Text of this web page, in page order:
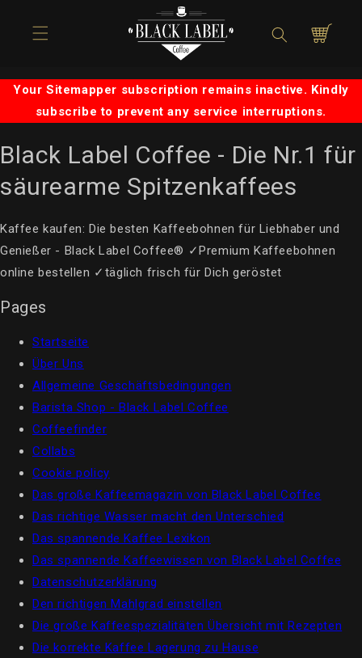
Inhalt
Warenkorb
Your Sitemapper subscription remains inactive. Kindly
subscribe to prevent any service interruptions.
Black Label Coffee - Die Nr.1 für
säurearme Spitzenkaffees
Kaffee kaufen: Die besten Kaffeebohnen für Liebhaber und
Genießer - Black Label Coffee® ✓Premium Kaffeebohnen
online bestellen ✓täglich frisch für Dich geröstet
Pages
Startseite
Über Uns
Allgemeine Geschäftsbedingungen
Barista Shop - Black Label Coffee
Coffeefinder
Collabs
Cookie policy
Das große Kaffeemagazin von Black Label Coffee
Das richtige Wasser macht den Unterschied
Das spannende Kaffee Lexikon
Das spannende Kaffeewissen von Black Label Coffee
Datenschutzerklärung
Den richtigen Mahlgrad einstellen
Die große Kaffeespezialitäten Übersicht mit Rezepten
Die korrekte Kaffee Lagerung zu Hause